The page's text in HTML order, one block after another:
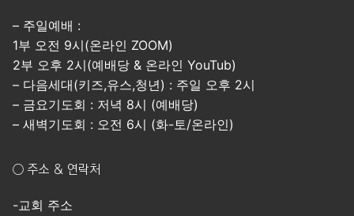
– 주일예배 :
1부 오전 9시(온라인 ZOOM)
2부 오후 2시(예배당 & 온라인 YouTub)
– 다음세대(키즈,유스,청년) : 주일 오후 2시
– 금요기도회 : 저녁 8시 (예배당)
– 새벽기도회 : 오전 6시 (화-토/온라인)
○ 주소 & 연락처
-교회 주소